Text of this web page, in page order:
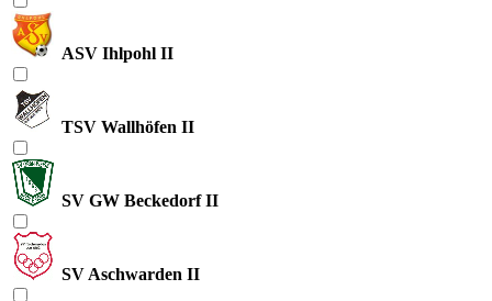
ASV Ihlpohl II
TSV Wallhöfen II
SV GW Beckedorf II
SV Aschwarden II